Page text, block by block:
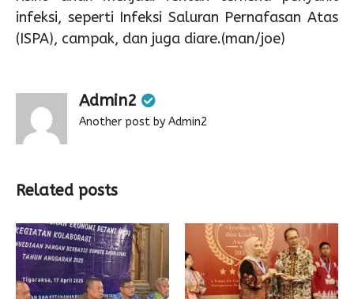
infeksi, seperti Infeksi Saluran Pernafasan Atas
(ISPA), campak, dan juga diare.(man/joe)
Admin2
Another post by Admin2
Related posts